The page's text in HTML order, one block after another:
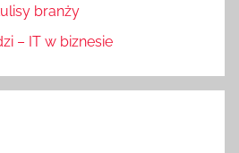
branży
– IT w biznesie